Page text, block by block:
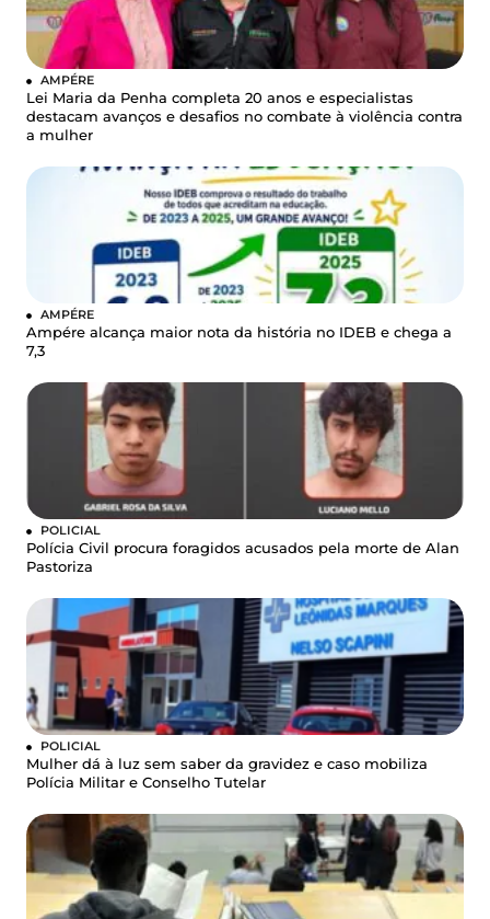
AMPÉRE
Lei Maria da Penha completa 20 anos e especialistas
destacam avanços e desafios no combate à violência contra
a mulher
AMPÉRE
Ampére alcança maior nota da história no IDEB e chega a
7,3
POLICIAL
Polícia Civil procura foragidos acusados pela morte de Alan
Pastoriza
POLICIAL
Mulher dá à luz sem saber da gravidez e caso mobiliza
Polícia Militar e Conselho Tutelar